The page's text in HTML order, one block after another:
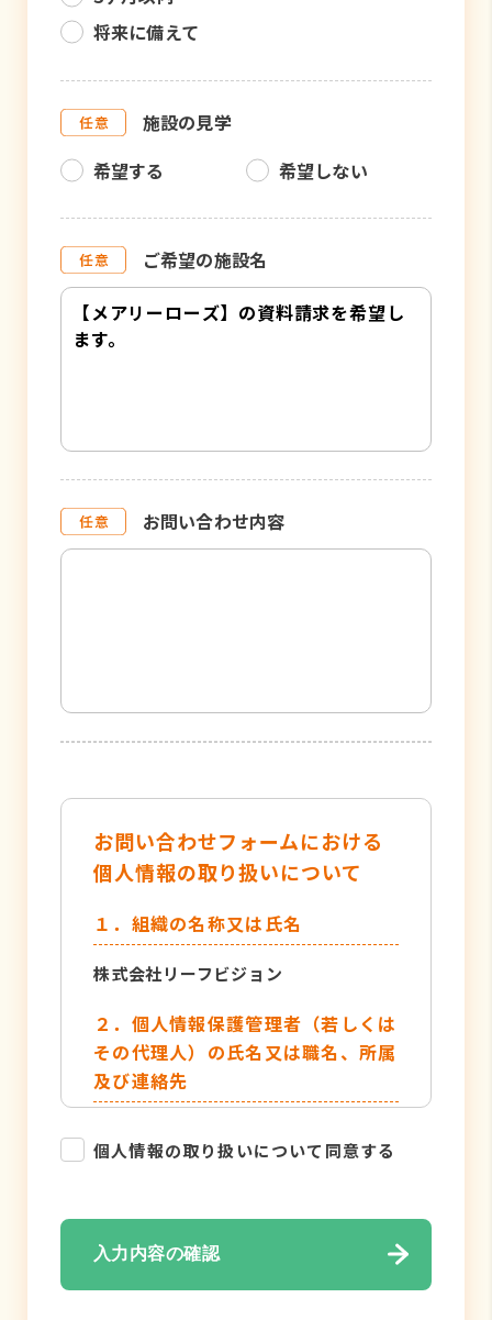
将来に備えて
施設の見学
希望する
希望しない
ご希望の施設名
お問い合わせ内容
お問い合わせフォームにおける
個人情報の取り扱いについて
１．組織の名称又は氏名
株式会社リーフビジョン
２．個人情報保護管理者（若しくは
その代理人）の氏名又は職名、所属
及び連絡先
TEL：052-884-2050
・各種お問い合わせ対応のため
個人情報の取り扱いについて同意する
入力内容の確認